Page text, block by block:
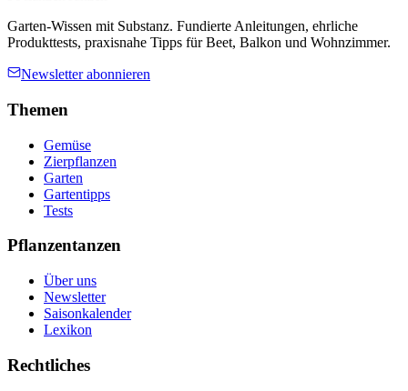
Garten-Wissen mit Substanz. Fundierte Anleitungen, ehrliche
Produkttests, praxisnahe Tipps für Beet, Balkon und Wohnzimmer.
Newsletter abonnieren
Themen
Gemüse
Zierpflanzen
Garten
Gartentipps
Tests
Pflanzentanzen
Über uns
Newsletter
Saisonkalender
Lexikon
Rechtliches